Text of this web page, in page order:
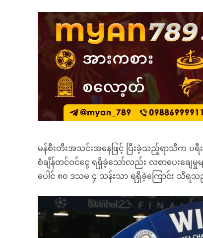
မန်စီးတီးအသင်းအနေဖြင့် ပြီးခဲ့သည့်ရာသီက ပရီ
စံချိန်တင်ဝင်ငွေ ရရှိခဲ့သော်လည်း လစာပေးချေမှုမျ
ပေါင် ၈၀ ဒသမ ၄ သန်းသာ ရရှိခဲ့ကြောင်း သိရသ